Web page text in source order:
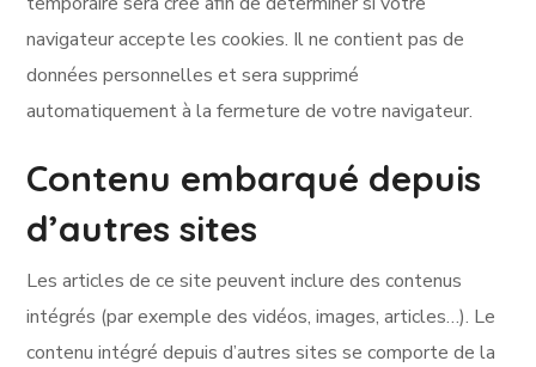
navigateur accepte les cookies. Il ne contient pas de
données personnelles et sera supprimé
automatiquement à la fermeture de votre navigateur.
Contenu embarqué depuis
d’autres sites
Les articles de ce site peuvent inclure des contenus
intégrés (par exemple des vidéos, images, articles…). Le
contenu intégré depuis d’autres sites se comporte de la